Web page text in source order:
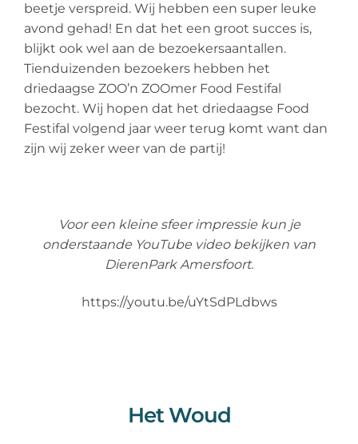
beetje verspreid. Wij hebben een super leuke
avond gehad! En dat het een groot succes is,
blijkt ook wel aan de bezoekersaantallen.
Tienduizenden bezoekers hebben het
driedaagse ZOO’n ZOOmer Food Festifal
bezocht. Wij hopen dat het driedaagse Food
Festifal volgend jaar weer terug komt want dan
zijn wij zeker weer van de partij!
Voor een kleine sfeer impressie kun je
onderstaande YouTube video bekijken van
DierenPark Amersfoort.
https://youtu.be/uYtSdPLdbws
Het Woud